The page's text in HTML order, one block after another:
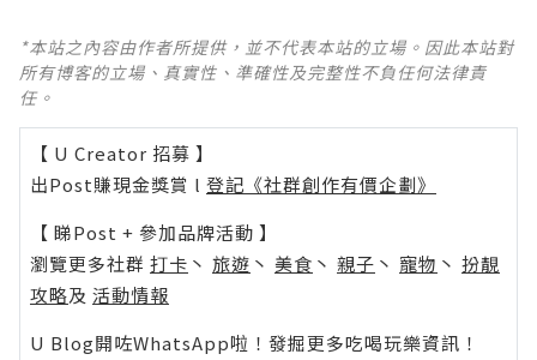
*本站之內容由作者所提供，並不代表本站的立場。因此本站對
所有博客的立場、真實性、準確性及完整性不負任何法律責
任。
【 U Creator 招募 】
出Post賺現金獎賞 l 登記《社群創作有價企劃》
【 睇Post + 參加品牌活動 】
瀏覽更多社群 打卡 丶 旅遊 丶 美食 丶 親子 丶 寵物 丶 扮靚
攻略及 活動情報
U Blog開咗WhatsApp啦！發掘更多吃喝玩樂資訊！